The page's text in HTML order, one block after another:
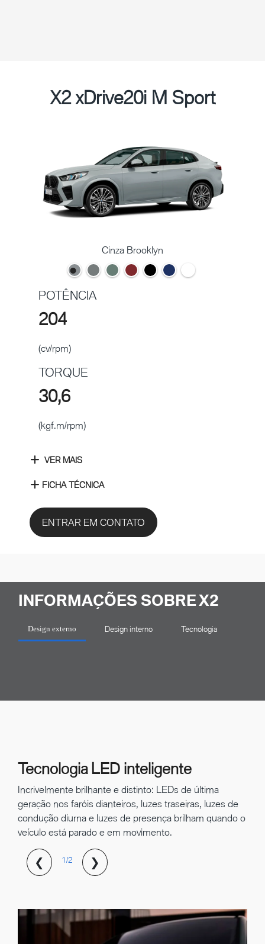
X2 xDrive20i M Sport
Cinza Brooklyn
POTÊNCIA
204
(cv/rpm)
TORQUE
30,6
(kgf.m/rpm)
VER MAIS
FICHA TÉCNICA
ENTRAR EM CONTATO
INFORMAÇÕES SOBRE X2
Design externo Design interno Tecnologia
Tecnologia LED inteligente
Incrivelmente brilhante e distinto: LEDs de última
geração nos faróis dianteiros, luzes traseiras, luzes de
condução diurna e luzes de presença brilham quando o
veículo está parado e em movimento.
❮ 1/2 ❯